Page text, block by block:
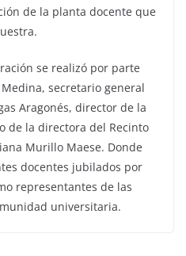
de la planta docente que
se realizó por parte
secretario general
Aragonés, director de la
de la directora del Recinto
Murillo Maese. Donde
docentes jubilados por
representantes de las
universitaria.